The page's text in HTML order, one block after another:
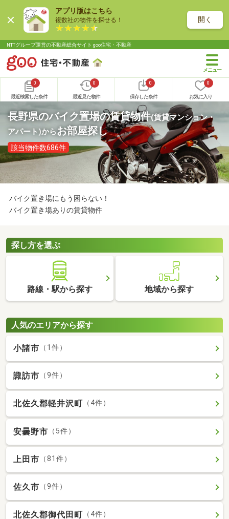
アプリ版はこちら
複数社の物件を探せる！ 開く
NTTグループ運営の不動産総合サイト goo住宅・不動産
0
最近検索した条件
0
最近見た物件
0
保存した条件
0
お気に入り
長野県のバイク置場の賃貸物件(賃貸マンション・
アパート)からお部屋探し
該当物件数686件
バイク置き場にもう困らない！
バイク置き場ありの賃貸物件
探し方を選ぶ
路線・駅から探す 地域から探す
人気のエリアから探す
小諸市 （1件）
諏訪市 （9件）
北佐久郡軽井沢町 （4件）
安曇野市 （5件）
上田市 （81件）
佐久市 （9件）
北佐久郡御代田町 （4件）